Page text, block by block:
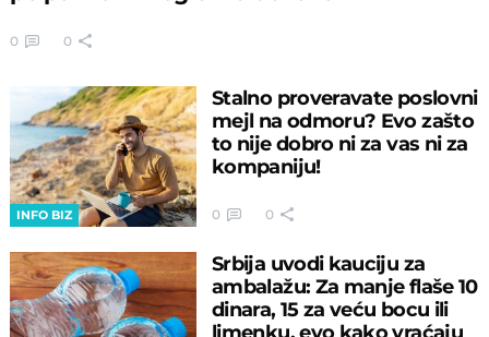
0 0
INFO BIZ
Stalno proveravate poslovni
mejl na odmoru? Evo zašto
to nije dobro ni za vas ni za
kompaniju!
0 0
Srbija uvodi kauciju za
ambalažu: Za manje flaše 10
dinara, 15 za veću bocu ili
limenku, evo kako vraćaju